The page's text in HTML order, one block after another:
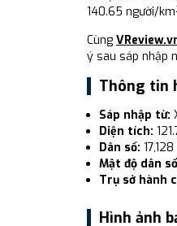
140.65 người/
Cùng
ý sau sáp nhập
Thông tin
Sáp nhập từ:
Diện tích:
Dân số:
Mật độ dân
Trụ sở hành
Hình ảnh